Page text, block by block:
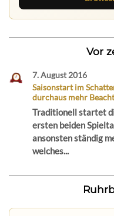
Vor
7. August 2016
Saisonstart im
durchaus mehr
Traditionell startet
ersten beiden
ansonsten ständig
welches...